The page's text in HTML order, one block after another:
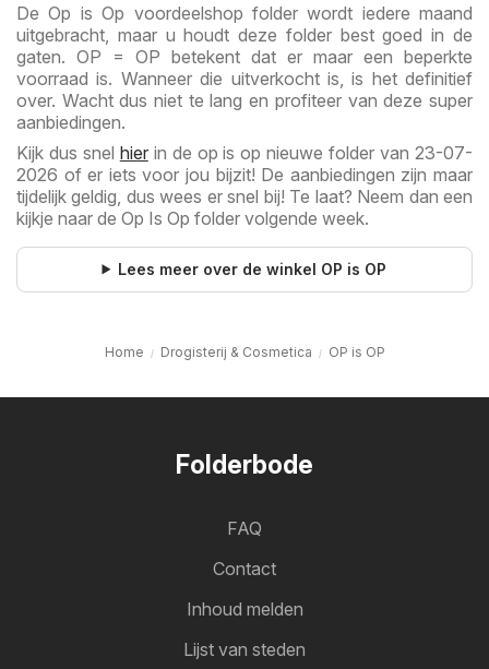
De Op is Op voordeelshop folder wordt iedere maand
uitgebracht, maar u houdt deze folder best goed in de
gaten. OP = OP betekent dat er maar een beperkte
voorraad is. Wanneer die uitverkocht is, is het definitief
over. Wacht dus niet te lang en profiteer van deze super
aanbiedingen.
Kijk dus snel hierin de op is op nieuwe folder van 23-07-
2026 of er iets voor jou bijzit! De aanbiedingen zijn maar
tijdelijk geldig, dus wees er snel bij! Te laat? Neem dan een
kijkje naar de Op Is Op folder volgende week.
Lees meer over de winkel OP is OP
Home Drogisterij & Cosmetica OP is OP
Folderbode
FAQ
Contact
Inhoud melden
Lijst van steden